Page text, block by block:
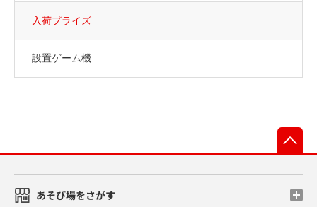
入荷プライズ
設置ゲーム機
あそび場をさがす